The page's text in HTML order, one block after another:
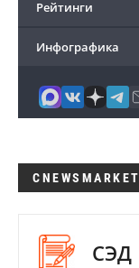
Рейтинги
Инфографика
CNEWSMARKET
СЭД